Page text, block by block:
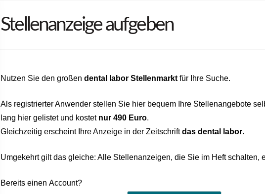
Stellenanzeige aufgeben
Nutzen Sie den großendental labor Stellenmarkt für Ihre Suche.
Als registrierter Anwender stellen Sie hier bequem Ihre Stellenangebote
lang hier gelistet und kostet nur 490 Euro.
Gleichzeitig erscheint Ihre Anzeige in der Zeitschriftdas dental labor.
Umgekehrt gilt das gleiche: Alle Stellenanzeigen, die Sie im Heft schalten,
Bereits einen Account?